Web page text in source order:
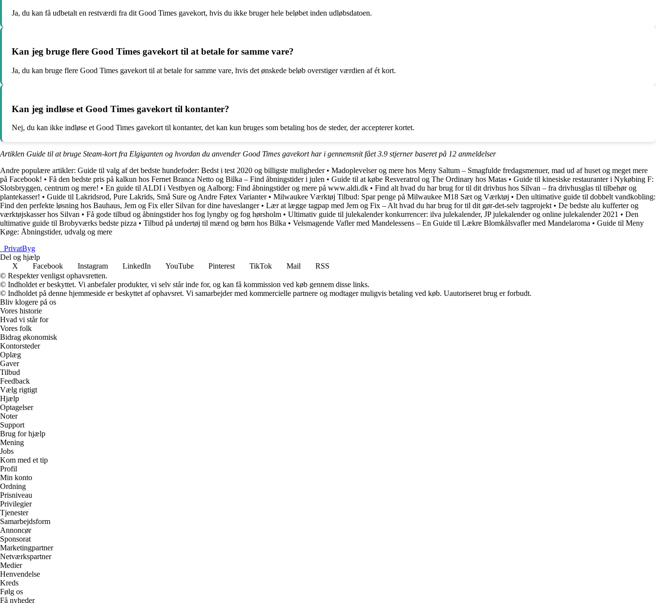
Ja, du kan få udbetalt en restværdi fra dit Good Times gavekort, hvis du ikke bruger hele beløbet inden udløbsdatoen.
Kan jeg bruge flere Good Times gavekort til at betale for samme vare?
Ja, du kan bruge flere Good Times gavekort til at betale for samme vare, hvis det ønskede beløb overstiger værdien af ét kort.
Kan jeg indløse et Good Times gavekort til kontanter?
Nej, du kan ikke indløse et Good Times gavekort til kontanter, det kan kun bruges som betaling hos de steder, der accepterer kortet.
Artiklen Guide til at bruge Steam-kort fra Elgiganten og hvordan du anvender Good Times gavekort har i gennemsnit fået3.9 stjerner baseret på 12 anmeldelser
Andre populære artikler: Guide til valg af det bedste hundefoder: Bedst i test 2020 og billigste muligheder• Madoplevelser og mere hos Meny Saltum – Smagfulde fredagsmenuer, mad ud af huset og meget mere
på Facebook! • Få den bedste pris på kalkun hos Fernet Branca Netto og Bilka – Find åbningstider i julen • Guide til at købe Resveratrol og The Ordinary hos Matas • Guide til kinesiske restauranter i Nykøbing F:
Slotsbryggen, centrum og mere! • En guide til ALDI i Vestbyen og Aalborg: Find åbningstider og mere på www.aldi.dk • Find alt hvad du har brug for til dit drivhus hos Silvan – fra drivhusglas til tilbehør og
plantekasser! • Guide til Lakridsrod, Pure Lakrids, Små Sure og Andre Føtex Varianter• Milwaukee Værktøj Tilbud: Spar penge på Milwaukee M18 Sæt og Værktøj • Den ultimative guide til dobbelt vandkobling:
Find den perfekte løsning hos Bauhaus, Jem og Fix eller Silvan for dine haveslanger• Lær at lægge tagpap med Jem og Fix – Alt hvad du har brug for til dit gør-det-selv tagprojekt • De bedste alu kufferter og
værktøjskasser hos Silvan • Få gode tilbud og åbningstider hos fog lyngby og fog hørsholm • Ultimativ guide til julekalender konkurrencer: ilva julekalender, JP julekalender og online julekalender 2021 • Den
ultimative guide til Brobyværks bedste pizza • Tilbud på undertøj til mænd og børn hos Bilka • Velsmagende Vafler med Mandelessens – En Guide til Lækre Blomkålsvafler med Mandelaroma • Guide til Meny
Køge: Åbningstider, udvalg og mere
PrivatByg
Del og hjælp
X
Facebook Instagram LinkedIn YouTube Pinterest TikTok Mail
RSS
© Respekter venligst ophavsretten.
© Indholdet er beskyttet. Vi anbefaler produkter, vi selv står inde for, og kan få kommission ved køb gennem disse links.
© Indholdet på denne hjemmeside er beskyttet af ophavsret. Vi samarbejder med kommercielle partnere og modtager muligvis betaling ved køb. Uautoriseret brug er forbudt.
Bliv klogere på os
Vores historie
Hvad vi står for
Vores folk
Bidrag økonomisk
Kontorsteder
Oplæg
Gaver
Tilbud
Feedback
Vælg rigtigt
Hjælp
Optagelser
Noter
Support
Brug for hjælp
Mening
Jobs
Kom med et tip
Profil
Min konto
Ordning
Prisniveau
Privilegier
Tjenester
Samarbejdsform
Annoncør
Sponsorat
Marketingpartner
Netværkspartner
Medier
Henvendelse
Kreds
Følg os
Få nyheder